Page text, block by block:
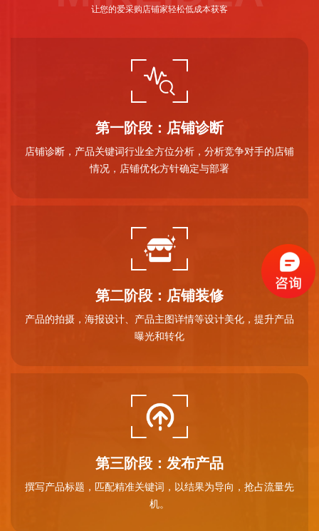
让您的爱采购店铺家轻松低成本获客
第一阶段：店铺诊断
店铺诊断，产品关键词行业全方位分析，分析竞争对手的店铺
情况，店铺优化方针确定与部署
第二阶段：店铺装修
产品的拍摄，海报设计、产品主图详情等设计美化，提升产品
曝光和转化
第三阶段：发布产品
撰写产品标题，匹配精准关键词，以结果为导向，抢占流量先
机。